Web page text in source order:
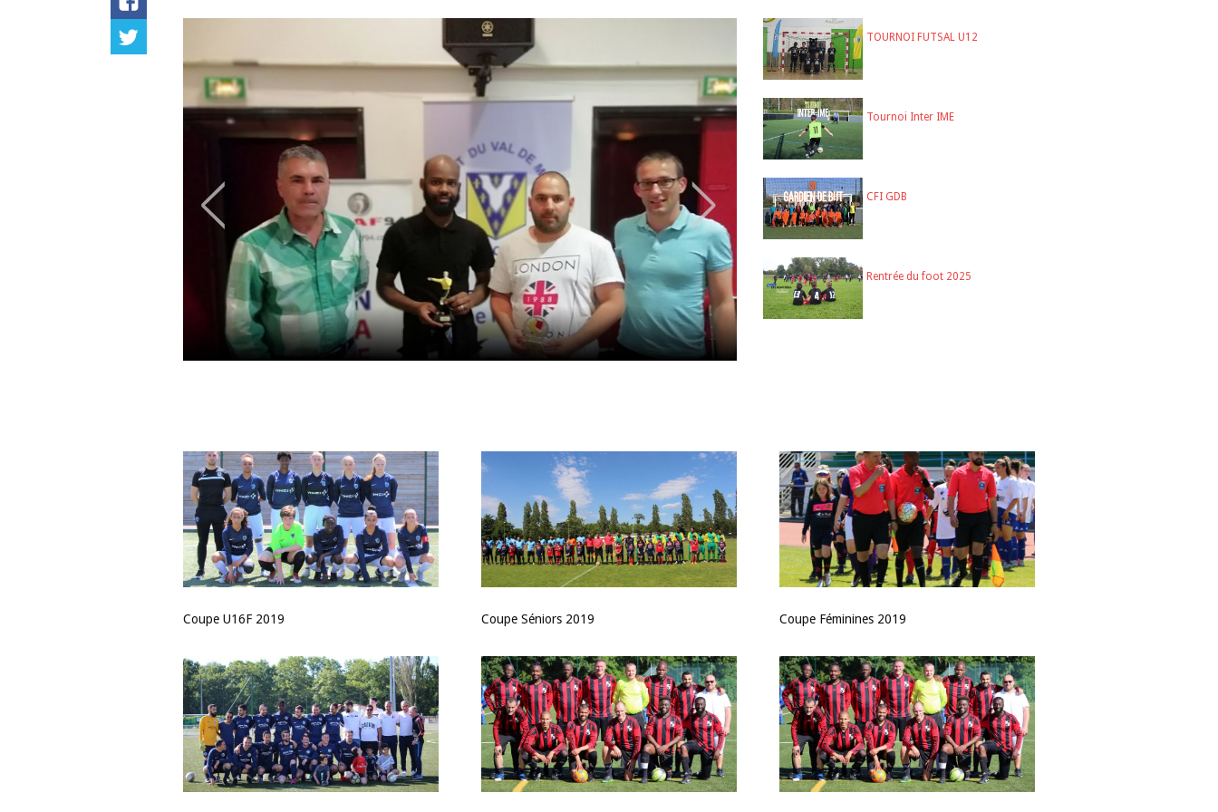
TOURNOI FUTSAL U12
Tournoi Inter IME
CFI GDB
Rentrée du foot 2025
Coupe U16F 2019 Coupe Séniors 2019 Coupe Féminines 2019